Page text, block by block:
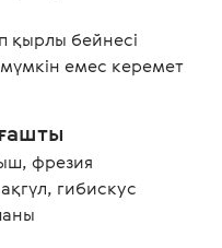
қырлы бейнесі
емес керемет
фрезия
гибискус